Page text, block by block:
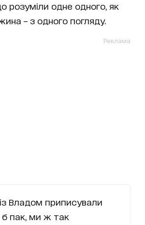
розуміли одне одного, як
– з одного погляду.
Реклама
Владом приписували
пак, ми ж так